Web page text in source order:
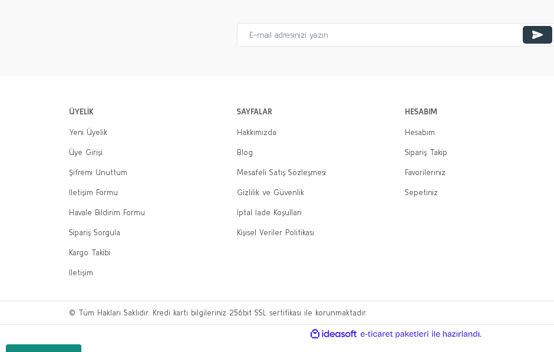
ÜYELİK
Yeni Üyelik
Üye Girişi
Şifremi Unuttum
İletişim Formu
Havale Bildirim Formu
Sipariş Sorgula
Kargo Takibi
İletişim
SAYFALAR
Hakkımızda
Blog
Mesafeli Satış Sözleşmesi
Gizlilik ve Güvenlik
İptal İade Koşullari
Kişisel Veriler Politikası
HESABIM
Hesabım
Sipariş Takip
Favorileriniz
Sepetiniz
© Tüm Hakları Saklıdır. Kredi kartı bilgileriniz 256bit SSL sertifikası ile korunmaktadır.
ideasoft
e-